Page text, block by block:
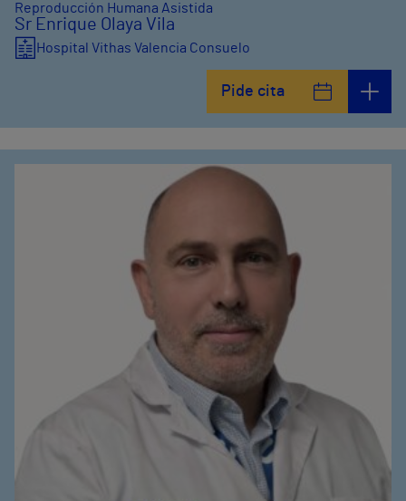
Reproducción Humana Asistida
Sr Enrique Olaya Vila
Hospital Vithas Valencia Consuelo
Pide cita